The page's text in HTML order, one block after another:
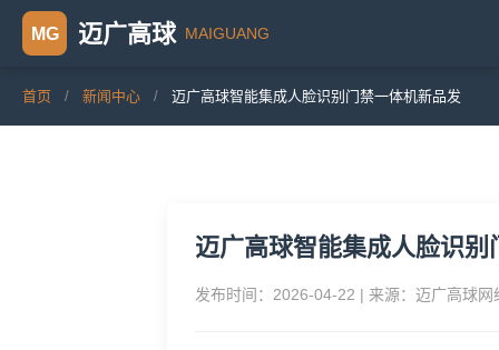
MG 迈广高球 MAIGUANG
首页 / 新闻中心 / 迈广高球智能集成人脸识别门禁一体机新品发
迈广高球智能集成人脸识
发布时间：2026-04-22 | 来源：迈广高球